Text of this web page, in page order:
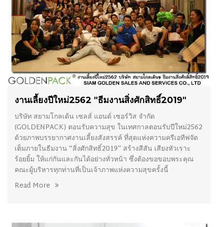
05/03/2019
งานเลี้ยงปีใหม่2562 "ธีมงานสิ่งศักสิทธิ์2019"
บริษัท สยามโกลเด้น เซลส์ แอนด์ เซอร์วิส จำกัด
(GOLDENPACK) ตอนรับความสุข ในเทศกาลตอนรับปีใหม่2562
ด้วยภาพบรรยากาศงานเลี้ยงสังสรรค์ ที่สุดแห่งความครีเอทีฟจัด
เต็มภายในธีมงาน “สิ่งศักสิทธิ์2019” สร้างสีสัน เสียงหัวเราะ
ร้อยยิ้ม ให้แก่กันและกันได้อย่างทั่วหน้า ซึ่งต้องขอขอบพระคุณ
คณะผู้บริหารทุกท่านที่เป็นเจ้าภาพแห่งความสุขครั้งนี้
Read More